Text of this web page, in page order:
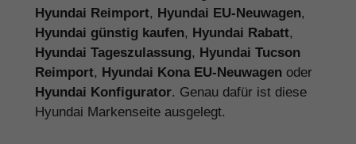
Hyundai Reimport, Hyundai EU-Neuwagen,
Hyundai günstig kaufen, Hyundai Rabatt,
Hyundai Tageszulassung, Hyundai Tucson
Reimport, Hyundai Kona EU-Neuwagen oder
Hyundai Konfigurator. Genau dafür ist diese
Hyundai Markenseite ausgelegt.